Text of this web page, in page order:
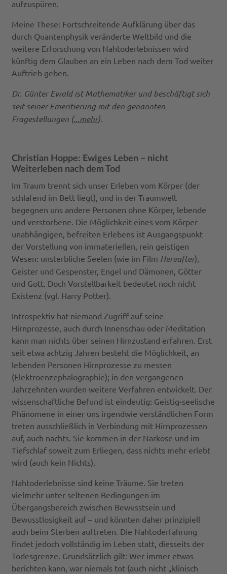
aufzuspüren.
Meine These: Fortschreitende Aufklärung über das
durch Quantenphysik veränderte Weltbild und die
weitere Erforschung von Nahtoderlebnissen wird
künftig dem Glauben an ein Leben nach dem Tod weiter
Auftrieb geben.
Dr. Günter Ewald ist Mathematiker und beschäftigt sich
seit seiner Emeritierung mit den genannten
Fragestellungen (...mehr).
Christian Hoppe: Ewiges Leben – nicht
Weiterleben nach dem Tod
Im Traum trennt sich unser Erleben vom Körper (der
schlafend im Bett liegt), und in der Traumwelt
begegnen uns andere Personen ohne Körper, lebende
und verstorbene. Die Möglichkeit eines vom Körper
unabhängigen, befreiten Erlebens ist Ausgangspunkt
der Vorstellung von immateriellen, rein geistigen
Wesen: unsterbliche Seelen (wie im Film Hereafter),
Geister und Gespenster, Engel und Dämonen, Götter
und Gott. Doch Vorstellbarkeit bedeutet noch nicht
Existenz (vgl. Harry Potter).
Introspektiv hat niemand Zugriff auf seine
Hirnprozesse, auch durch Innenschau oder Meditation
kann man nichts über seinen Hirnzustand erfahren. Erst
seit etwa achtzig Jahren besteht die Möglichkeit, an
lebenden Personen Hirnprozesse zu messen
(Elektroenzephalographie); in den vergangenen
Jahrzehnten wurden weitere Verfahren entwickelt. Der
wissenschaftliche Befund ist eindeutig: Geistig-seelische
Phänomene in einer uns irgendwie verständlichen Form
treten ausschließlich in Verbindung mit Hirnprozessen
auf, auch nachts. Sie kommen in der Narkose und im
Tiefschlaf soweit zum Erliegen, dass nichts mehr erlebt
wird (auch kein Nichts).
Nahtoderlebnisse sind keine Träume. Sie treten
vielmehr unter seltenen Bedingungen im
Übergangsbereich zwischen Bewusstsein und
Bewusstlosigkeit auf – und könnten daher prinzipiell
auch beim Sterben auftreten. Die Nahtoderfahrung
findet jedoch vollständig im Leben statt, diesseits der
Todesgrenze. Grundsätzlich gilt: Wer immer etwas
berichten kann, war niemals tot (auch nicht „klinisch